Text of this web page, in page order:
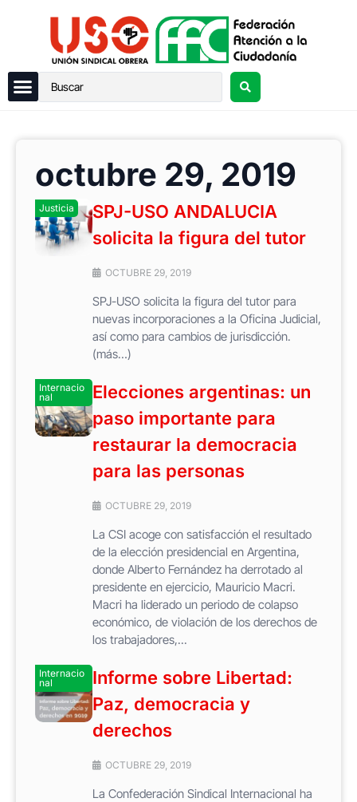
octubre 29, 2019
Justicia
SPJ-USO ANDALUCIA
solicita la figura del tutor
OCTUBRE 29, 2019
SPJ-USO solicita la figura del tutor para
nuevas incorporaciones a la Oficina Judicial,
así como para cambios de jurisdicción.
(más…)
Internacio
nal
Elecciones argentinas: un
paso importante para
restaurar la democracia
para las personas
OCTUBRE 29, 2019
La CSI acoge con satisfacción el resultado
de la elección presidencial en Argentina,
donde Alberto Fernández ha derrotado al
presidente en ejercicio, Mauricio Macri.
Macri ha liderado un periodo de colapso
económico, de violación de los derechos de
los trabajadores,...
Internacio
nal
Informe sobre Libertad:
Paz, democracia y
derechos
OCTUBRE 29, 2019
La Confederación Sindical Internacional ha